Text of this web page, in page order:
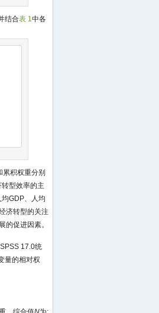
结合表 1中各
积权重分别
型效率的主
GDP、人均
济转型的关注
的促进因素。
17.0统
量的相对权